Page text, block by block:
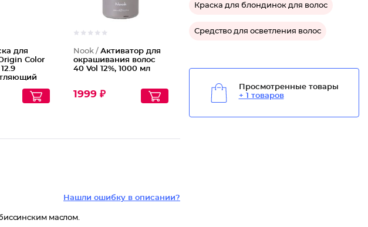
для
Color
Nook /Активатор для
окрашивания волос
40 Vol 12%, 1000 мл
1999 ₽
Нашли ошибку в описании?
маслом.
Краска для блондинок для волос
Средство для осветления волос
Просмотренные товары
+ 1 товаров